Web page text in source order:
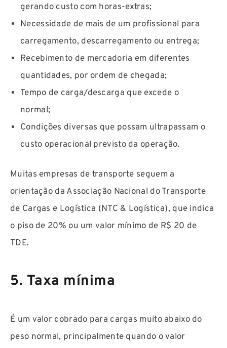
gerando custo com horas-extras;
Necessidade de mais de um profissional para
carregamento, descarregamento ou entrega;
Recebimento de mercadoria em diferentes
quantidades, por ordem de chegada;
Tempo de carga/descarga que excede o
normal;
Condições diversas que possam ultrapassam o
custo operacional previsto da operação.
Muitas empresas de transporte seguem a
orientação da Associação Nacional do Transporte
de Cargas e Logística (NTC & Logística), que indica
o piso de 20% ou um valor mínimo de R$ 20 de
TDE.
5. Taxa mínima
É um valor cobrado para cargas muito abaixo do
peso normal, principalmente quando o valor